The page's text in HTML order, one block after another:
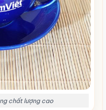
chất lượng cao